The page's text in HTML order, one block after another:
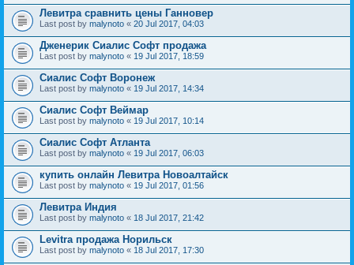
Левитра сравнить цены Ганновер
Last post by malynoto « 20 Jul 2017, 04:03
Дженерик Сиалис Софт продажа
Last post by malynoto « 19 Jul 2017, 18:59
Сиалис Софт Воронеж
Last post by malynoto « 19 Jul 2017, 14:34
Сиалис Софт Веймар
Last post by malynoto « 19 Jul 2017, 10:14
Сиалис Софт Атланта
Last post by malynoto « 19 Jul 2017, 06:03
купить онлайн Левитра Новоалтайск
Last post by malynoto « 19 Jul 2017, 01:56
Левитра Индия
Last post by malynoto « 18 Jul 2017, 21:42
Levitra продажа Норильск
Last post by malynoto « 18 Jul 2017, 17:30